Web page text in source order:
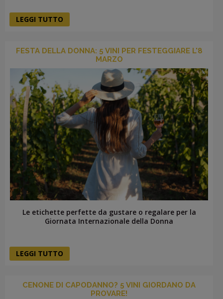
LEGGI TUTTO
FESTA DELLA DONNA: 5 VINI PER FESTEGGIARE L'8
MARZO
Le etichette perfette da gustare o regalare per la
Giornata Internazionale della Donna
LEGGI TUTTO
CENONE DI CAPODANNO? 5 VINI GIORDANO DA
PROVARE!